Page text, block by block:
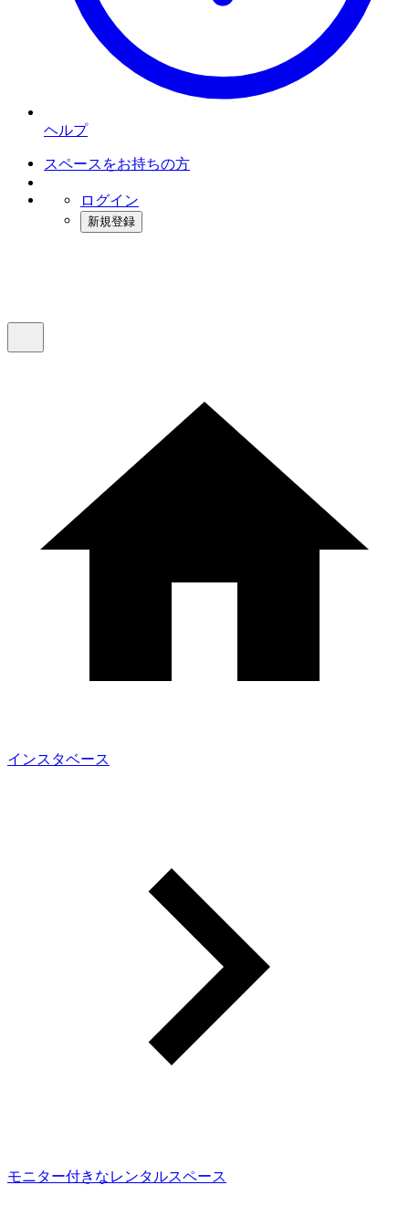
ヘルプ
スペースをお持ちの方
ログイン
新規登録
インスタベース
モニター付きなレンタルスペース